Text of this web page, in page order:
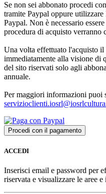
Se non sei abbonato procedi
tramite Paypal oppure
Paypal. Non è necessario
procedura di acquisto verranno
Una volta effettuato l'acquisto
immediatamente alla visione di
del sito riservati solo agli
annuale.
Per maggiori informazioni puoi
ACCEDI
Inserisci email e password per
riservata e visualizzare le aree